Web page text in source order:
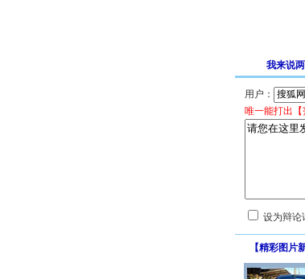
我来说
用户：
唯一能打出【
设为辩
【精彩图片